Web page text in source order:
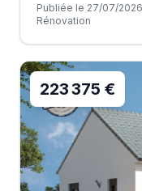
Publiée le 27/07/2026
Rénovation
223 375 €